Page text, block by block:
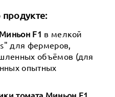
F1 в мелкой
для фермеров,
объёмов (для
опытных
томата Миньон F1